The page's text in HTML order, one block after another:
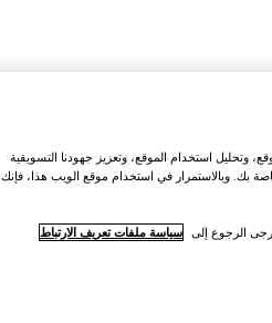
وتحليل استخدام الموقع، وتعزيز جهودنا التسويقية
بك. وبالاستمرار في استخدام موقع الويب هذا، فإنك
الرجوع إلى سياسة ملفات تعريف الارتباط